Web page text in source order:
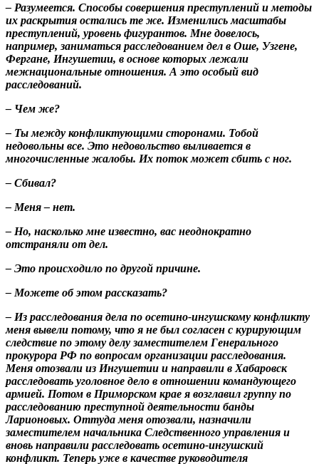
– Разумеется. Способы совершения преступлений и методы
их раскрытия остались те же. Изменились масштабы
преступлений, уровень фигурантов. Мне довелось,
например, заниматься расследованием дел в Оше, Узгене,
Фергане, Ингушетии, в основе которых лежали
межнациональные отношения. А это особый вид
расследований.
– Чем же?
– Ты между конфликтующими сторонами. Тобой
недовольны все. Это недовольство выливается в
многочисленные жалобы. Их поток может сбить с ног.
– Сбивал?
– Меня – нет.
– Но, насколько мне известно, вас неоднократно
отстраняли от дел.
– Это происходило по другой причине.
– Можете об этом рассказать?
– Из расследования дела по осетино-ингушскому конфликту
меня вывели потому, что я не был согласен с курирующим
следствие по этому делу заместителем Генерального
прокурора РФ по вопросам организации расследования.
Меня отозвали из Ингушетии и направили в Хабаровск
расследовать уголовное дело в отношении командующего
армией. Потом в Приморском крае я возглавил группу по
расследованию преступной деятельности банды
Ларионовых. Оттуда меня отозвали, назначили
заместителем начальника Следственного управления и
вновь направили расследовать осетино-ингушский
конфликт. Теперь уже в качестве руководителя